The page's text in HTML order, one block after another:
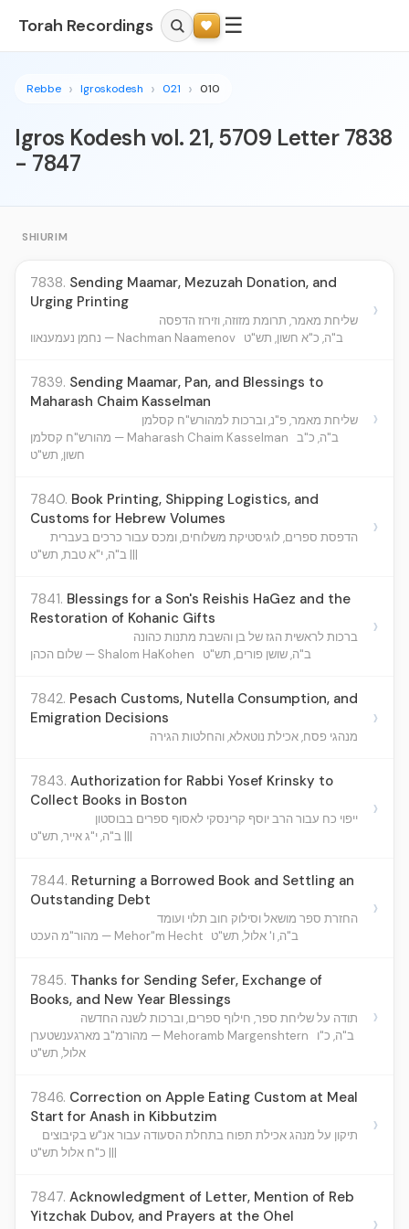
Torah Recordings ☰
Rebbe Igroskodesh 021 010
Igros Kodesh vol. 21, 5709 Letter 7838
- 7847
SHIURIM
7838. Sending Maamar, Mezuzah Donation, and
Urging Printing
שליחת מאמר, תרומת מזוזה, וזירוז הדפסה
נחמן נעמענאוו — Nachman Naamenov ב"ה, כ"א חשון, תש"ט
›
7839. Sending Maamar, Pan, and Blessings to
Maharash Chaim Kasselman
שליחת מאמר, פ"נ, וברכות למהורש"ח קסלמן
מהורש"ח קסלמן — Maharash Chaim Kasselman ב"ה, כ"ב
חשון, תש"ט
›
7840. Book Printing, Shipping Logistics, and
Customs for Hebrew Volumes
הדפסת ספרים, לוגיסטיקת משלוחים, ומכס עבור כרכים בעברית
ב"ה, י"א טבת, תש"ט |||
›
7841. Blessings for a Son's Reishis HaGez and the
Restoration of Kohanic Gifts
ברכות לראשית הגז של בן והשבת מתנות כהונה
שלום הכהן — Shalom HaKohen
ב"ה, שושן פורים, תש"ט
›
7842. Pesach Customs, Nutella Consumption, and
Emigration Decisions
מנהגי פסח, אכילת נוטאלא, והחלטות הגירה
›
7843. Authorization for Rabbi Yosef Krinsky to
Collect Books in Boston
ייפוי כח עבור הרב יוסף קרינסקי לאסוף ספרים בבוסטון
ב"ה, י"ג אייר, תש"ט |||
›
7844. Returning a Borrowed Book and Settling an
Outstanding Debt
החזרת ספר מושאל וסילוק חוב תלוי ועומד
מהור"מ העכט — Mehor"m Hecht ב"ה, ו' אלול, תש"ט
›
7845. Thanks for Sending Sefer, Exchange of
Books, and New Year Blessings
תודה על שליחת ספר, חילוף ספרים, וברכות לשנה החדשה
מהורמ"ב מארגענשטערן — Mehoramb Margenshtern
ב"ה, כ"ו
אלול, תש"ט
›
7846. Correction on Apple Eating Custom at Meal
Start for Anash in Kibbutzim
תיקון על מנהג אכילת תפוח בתחלת הסעודה עבור אנ"ש בקיבוצים
כ"ח אלול תש"ט |||
›
7847. Acknowledgment of Letter, Mention of Reb
Yitzchak Dubov, and Prayers at the Ohel